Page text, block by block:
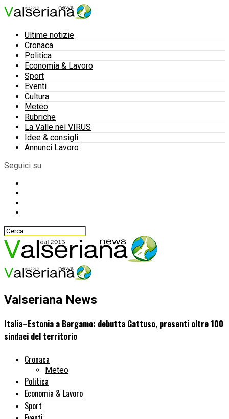
Ultime notizie
Cronaca
Politica
Economia & Lavoro
Sport
Eventi
Cultura
Meteo
Rubriche
La Valle nel VIRUS
Idee & consigli
Annunci Lavoro
Seguici su
Valseriana News
Italia–Estonia a Bergamo: debutta Gattuso, presenti oltre 100
sindaci del territorio
Cronaca
Meteo
Politica
Economia & Lavoro
Sport